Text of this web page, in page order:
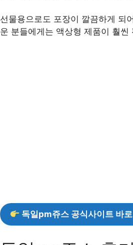
선물용으로도 포장이 깔끔하게 되
운 분들에게는 액상형 제품이 훨씬
독일pm쥬스 공식사이트 바로